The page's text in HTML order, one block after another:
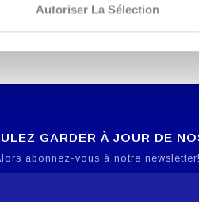
Autoriser La Sélection
GARDER À JOUR DE
abonnez-vous à notre newsletter!